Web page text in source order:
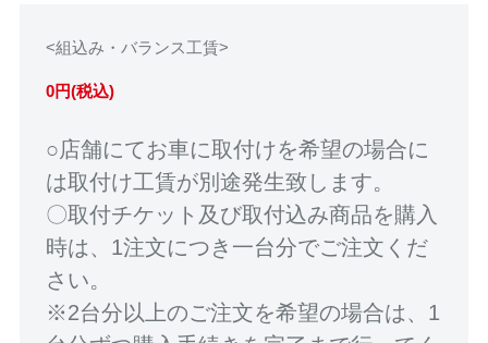
<組込み・バランス工賃>
0円(税込)
○店舗にてお車に取付けを希望の場合に
は取付け工賃が別途発生致します。
〇取付チケット及び取付込み商品を購入
時は、1注文につき一台分でご注文くだ
さい。
※2台分以上のご注文を希望の場合は、1